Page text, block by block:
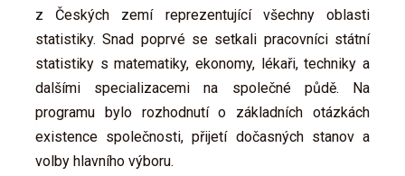
z Českých zemí reprezentující všechny oblasti
statistiky. Snad poprvé se setkali pracovníci státní
statistiky s matematiky, ekonomy, lékaři, techniky a
dalšími specializacemi na společné půdě. Na
programu bylo rozhodnutí o základních otázkách
existence společnosti, přijetí dočasných stanov a
volby hlavního výboru.